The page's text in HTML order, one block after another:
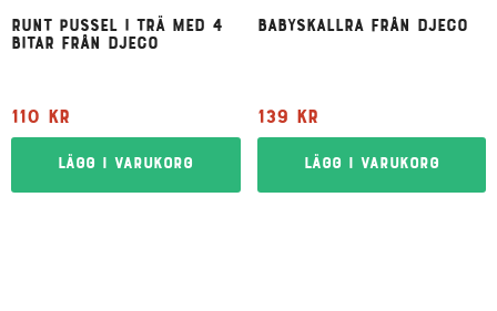
Runt pussel i trä med 4
bitar från Djeco
110 kr
Lägg i varukorg
Babyskallra från Djeco
139 kr
Lägg i varukorg